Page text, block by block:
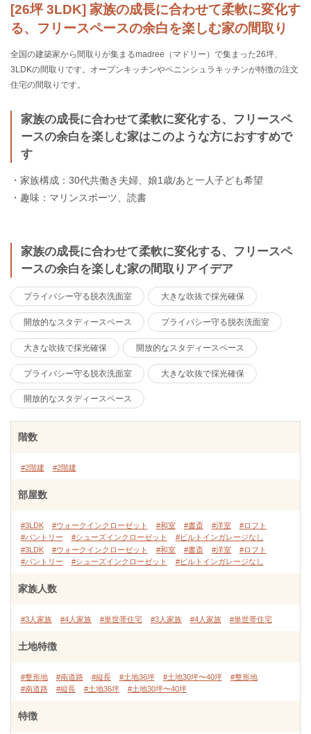
[26坪 3LDK] 家族の成長に合わせて柔軟に変化す
る、フリースペースの余白を楽しむ家の間取り
全国の建築家から間取りが集まるmadree（マドリー）で集まった26坪、
3LDKの間取りです。オープンキッチンやペニンシュラキッチンが特徴の注文
住宅の間取りです。
家族の成長に合わせて柔軟に変化する、フリースペ
ースの余白を楽しむ家はこのような方におすすめで
す
・家族構成：30代共働き夫婦、娘1歳/あと一人子ども希望
・趣味：マリンスポーツ、読書
家族の成長に合わせて柔軟に変化する、フリースペ
ースの余白を楽しむ家の間取りアイデア
プライバシー守る脱衣洗面室 大きな吹抜で採光確保
開放的なスタディースペース プライバシー守る脱衣洗面室
大きな吹抜で採光確保 開放的なスタディースペース
プライバシー守る脱衣洗面室 大きな吹抜で採光確保
開放的なスタディースペース
階数
#2階建 #2階建
部屋数
#3LDK #ウォークインクローゼット #和室 #書斎 #洋室
#ロフト
#パントリー
#シューズインクローゼット
#ビルトインガレージなし
#3LDK
#ウォークインクローゼット #和室 #書斎 #洋室
#ロフト
#パントリー
#シューズインクローゼット #ビルトインガレージなし
家族人数
#3人家族 #4人家族 #単世帯住宅 #3人家族 #4人家族 #単世帯住宅
土地特徴
#整形地 #南道路 #縦長 #土地36坪 #土地30坪〜40坪
#整形地
#南道路
#縦長 #土地36坪 #土地30坪〜40坪
特徴